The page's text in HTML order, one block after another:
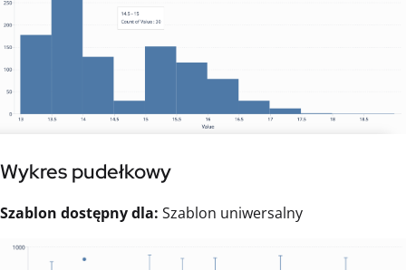
Wykres pudełkowy
Szablon dostępny dla: Szablon uniwersalny